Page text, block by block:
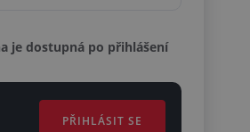
je dostupná po přihlášení
PŘIHLÁSIT SE